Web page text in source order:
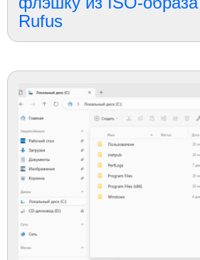
Rufus